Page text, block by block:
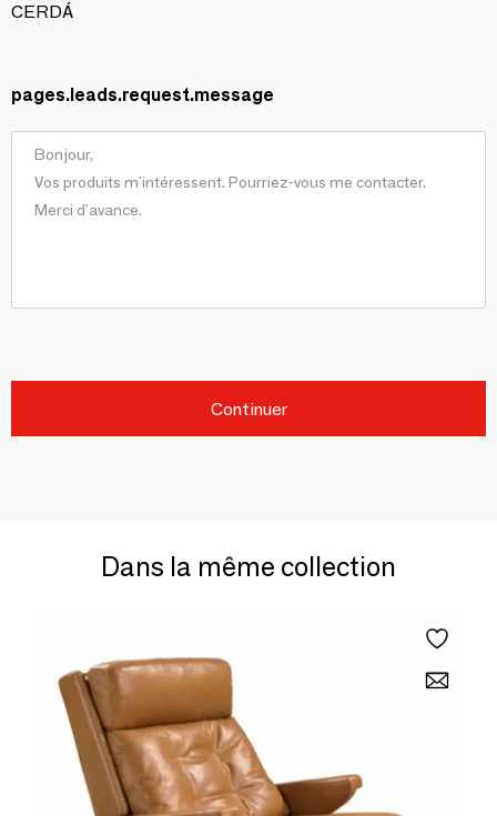
CERDÁ
pages.leads.request.message
Continuer
Dans la même collection